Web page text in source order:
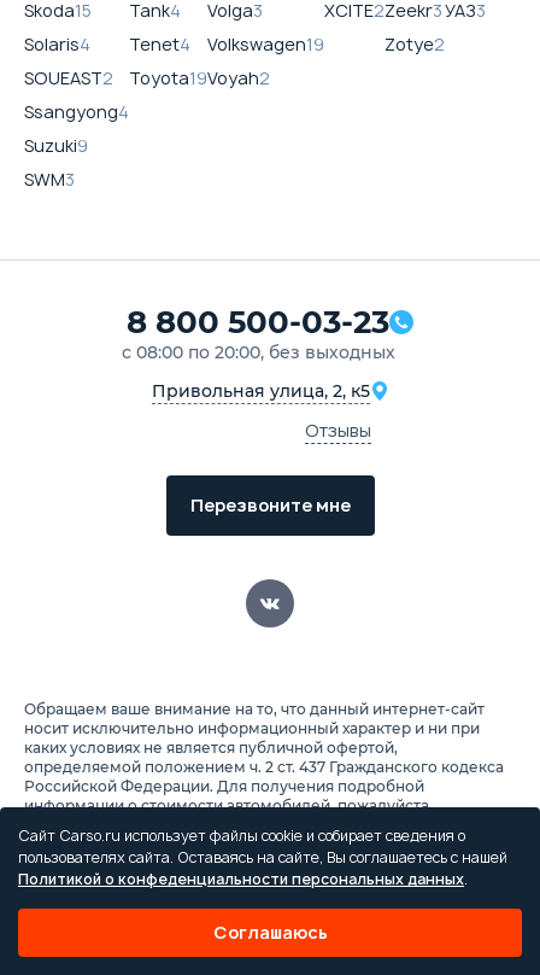
Skoda15
Solaris4
SOUEAST2
Ssangyong4
Suzuki9
SWM3
Tank4
Tenet4
Toyota19
Volga3
Volkswagen19
Voyah2
XCITE2Zeekr3
Zotye2
УАЗ3
8 800 500-03-23
с 08:00 по 20:00, без выходных
Привольная улица, 2, к5
Отзывы
Перезвоните мне
Обращаем ваше внимание на то, что данный интернет-сайт
носит исключительно информационный характер и ни при
каких условиях не является публичной офертой,
определяемой положением ч. 2 ст. 437 Гражданского кодекса
Российской Федерации. Для получения подробной
информации о стоимости автомобилей, пожалуйста,
указаны с учетом скидок. Условия на покупку автомобиля
указаны по кредиту и включают в себя обязательные
страховые продукты, которые оплачиваются отдельно.
Сайт Carso.ru использует файлы cookie и собирает сведения о
пользователях сайта. Оставаясь на сайте, Вы соглашаетесь с нашей
Политикой о конфеденциальности персональных данных.
Соглашаюсь